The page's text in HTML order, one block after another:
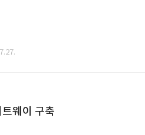
웨이 구축